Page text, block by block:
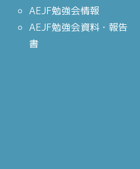
AEJF勉強会情報
AEJF勉強会資料・報告
書